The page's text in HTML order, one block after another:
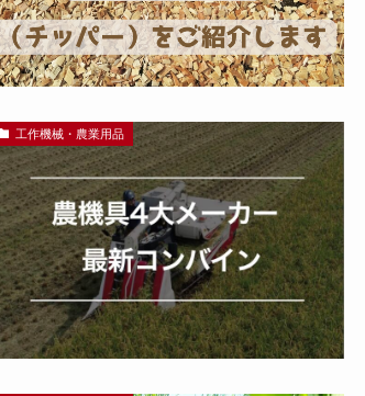
工作機械・農業用品